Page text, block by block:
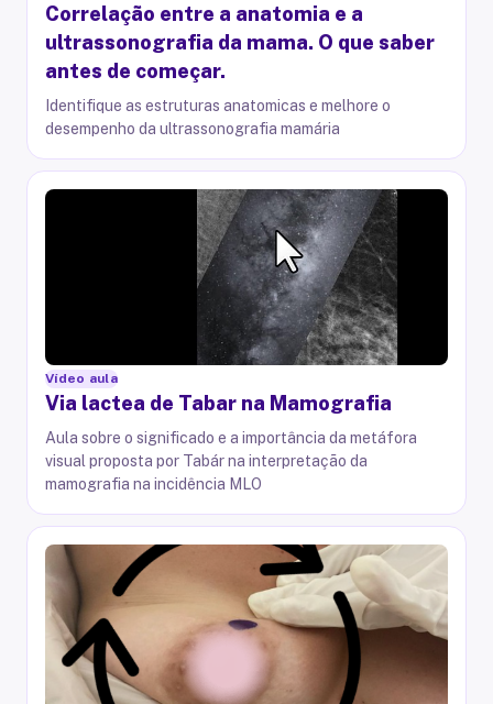
Correlação entre a anatomia e a
ultrassonografia da mama. O que saber
antes de começar.
Identifique as estruturas anatomicas e melhore o
desempenho da ultrassonografia mamária
Vídeo aula
Via lactea de Tabar na Mamografia
Aula sobre o significado e a importância da metáfora
visual proposta por Tabár na interpretação da
mamografia na incidência MLO